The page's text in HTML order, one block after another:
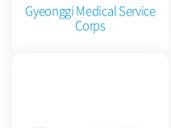
Gyeonggi Medical Service
Corps